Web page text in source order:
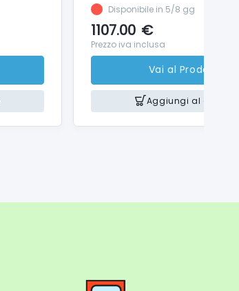
Disponibile in 5/8 gg
1107.00 €
Prezzo iva inclusa
Vai al Prodotto
Aggiungi al carrello